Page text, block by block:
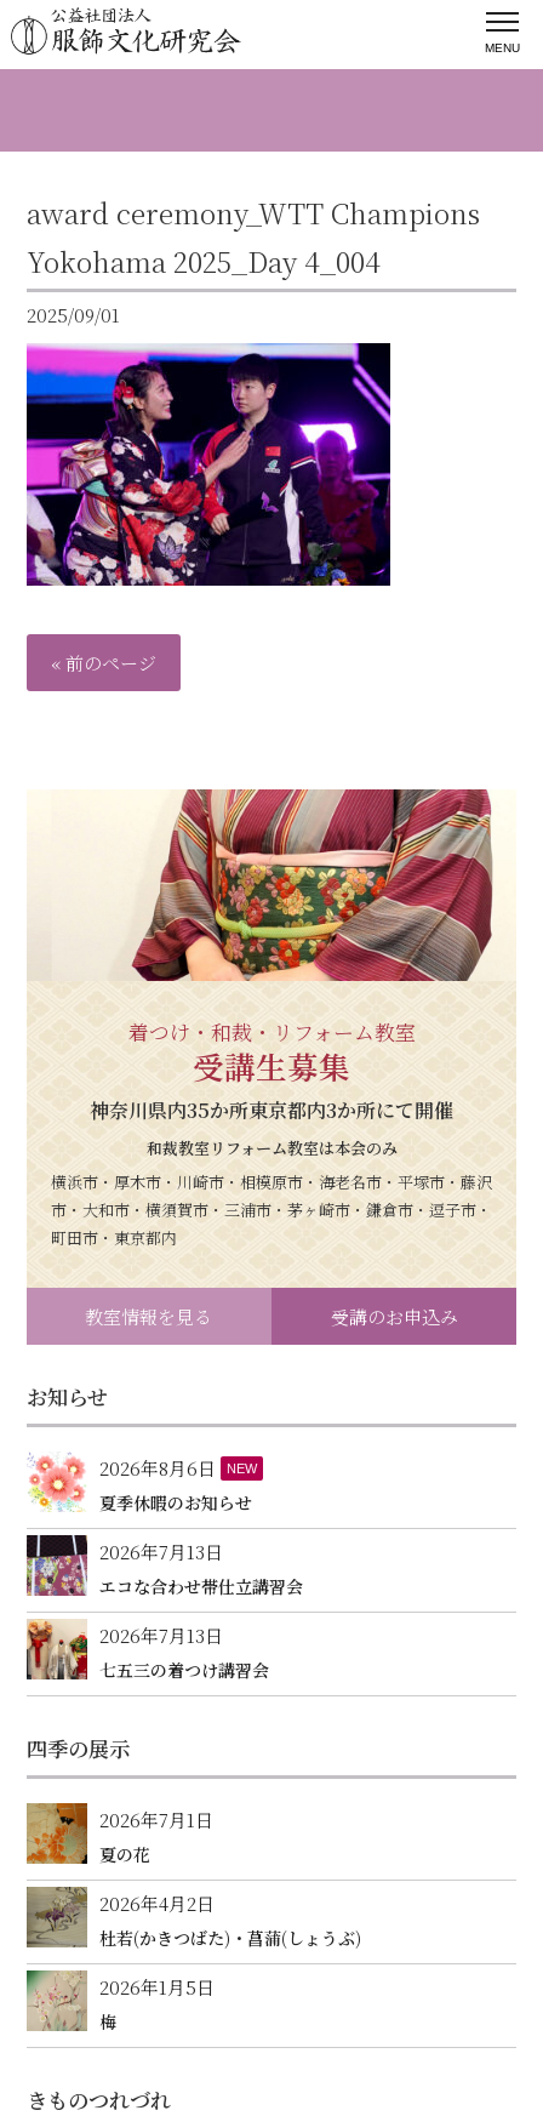
MENU
award ceremony_WTT Champions
Yokohama 2025_Day 4_004
2025/09/01
« 前のページ
着つけ・和裁・リフォーム教室
受講生募集
神奈川県内35か所東京都内3か所にて開催
和裁教室リフォーム教室は本会のみ
横浜市・厚木市・川崎市・相模原市・海老名市・平塚市・藤沢
市・大和市・横須賀市・三浦市・茅ヶ崎市・鎌倉市・逗子市・
町田市・東京都内
教室情報を見る 受講のお申込み
お知らせ
2026年8月6日 NEW
夏季休暇のお知らせ
2026年7月13日
エコな合わせ帯仕立講習会
2026年7月13日
七五三の着つけ講習会
四季の展示
2026年7月1日
夏の花
2026年4月2日
杜若(かきつばた)・菖蒲(しょうぶ)
2026年1月5日
梅
きものつれづれ